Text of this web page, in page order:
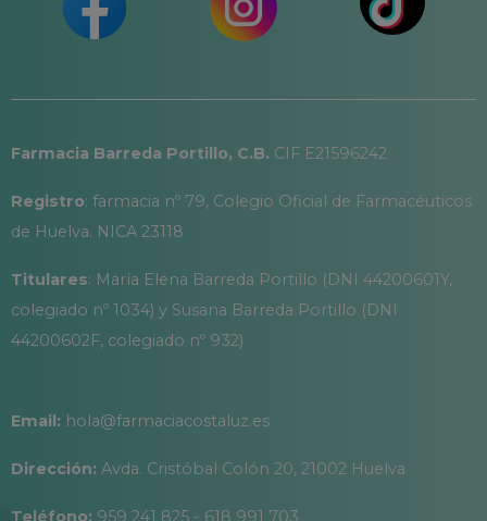
Farmacia Barreda Portillo, C.B. CIF E21596242
Registro: farmacia nº 79, Colegio Oficial de Farmacéuticos
de Huelva. NICA 23118
Titulares: María Elena Barreda Portillo (DNI 44200601Y,
colegiado nº 1034) y Susana Barreda Portillo (DNI
44200602F, colegiado nº 932)
Email: hola@farmaciacostaluz.es
Dirección: Avda. Cristóbal Colón 20, 21002 Huelva
Teléfono: 959 241 825 - 618 991 703